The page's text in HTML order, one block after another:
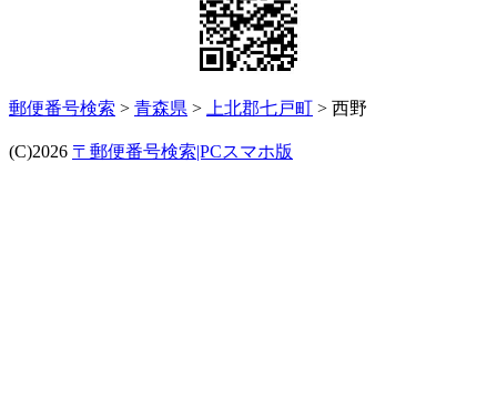
郵便番号検索 > 青森県 > 上北郡七戸町 > 西野
(C)2026 〒郵便番号検索|PCスマホ版